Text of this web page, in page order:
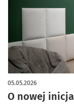
O nowej
05.05.2026